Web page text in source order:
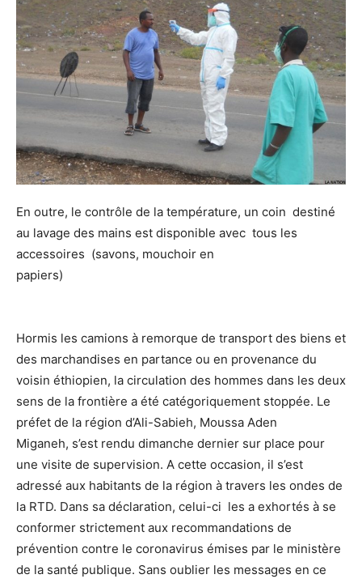
En outre, le contrôle de la température, un coin destiné
au lavage des mains est disponible avec tous les
accessoires (savons, mouchoir en
papiers)
Hormis les camions à remorque de transport des biens et
des marchandises en partance ou en provenance du
voisin éthiopien, la circulation des hommes dans les deux
sens de la frontière a été catégoriquement stoppée. Le
préfet de la région d’Ali-Sabieh, Moussa Aden
Miganeh, s’est rendu dimanche dernier sur place pour
une visite de supervision. A cette occasion, il s’est
adressé aux habitants de la région à travers les ondes de
la RTD. Dans sa déclaration, celui-ci les a exhortés à se
conformer strictement aux recommandations de
prévention contre le coronavirus émises par le ministère
de la santé publique. Sans oublier les messages en ce